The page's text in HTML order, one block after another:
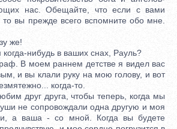
нас. Обещайте, что если с вами
то вы прежде всего вспомните обо мне.
же!
нибудь в ваших снах, Рауль?
В моем раннем детстве я видел вас
и вы клали руку на мою голову, и вот
когда-то.
друг друга, чтобы теперь, когда мы
не сопровождали одна другую и моя
а ваша - со мной. Когда вы будете